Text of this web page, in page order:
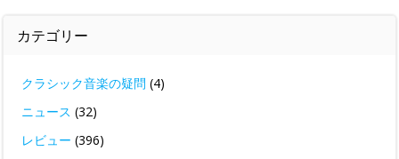
カテゴリー
クラシック音楽の疑問 (4)
ニュース (32)
レビュー (396)